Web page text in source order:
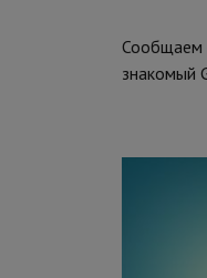
Сообщаем
знакомый